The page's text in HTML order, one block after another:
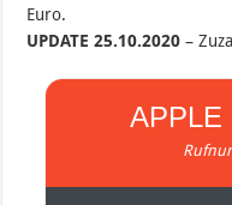
Euro.
UPDATE 25.10.2020 –
APPLE